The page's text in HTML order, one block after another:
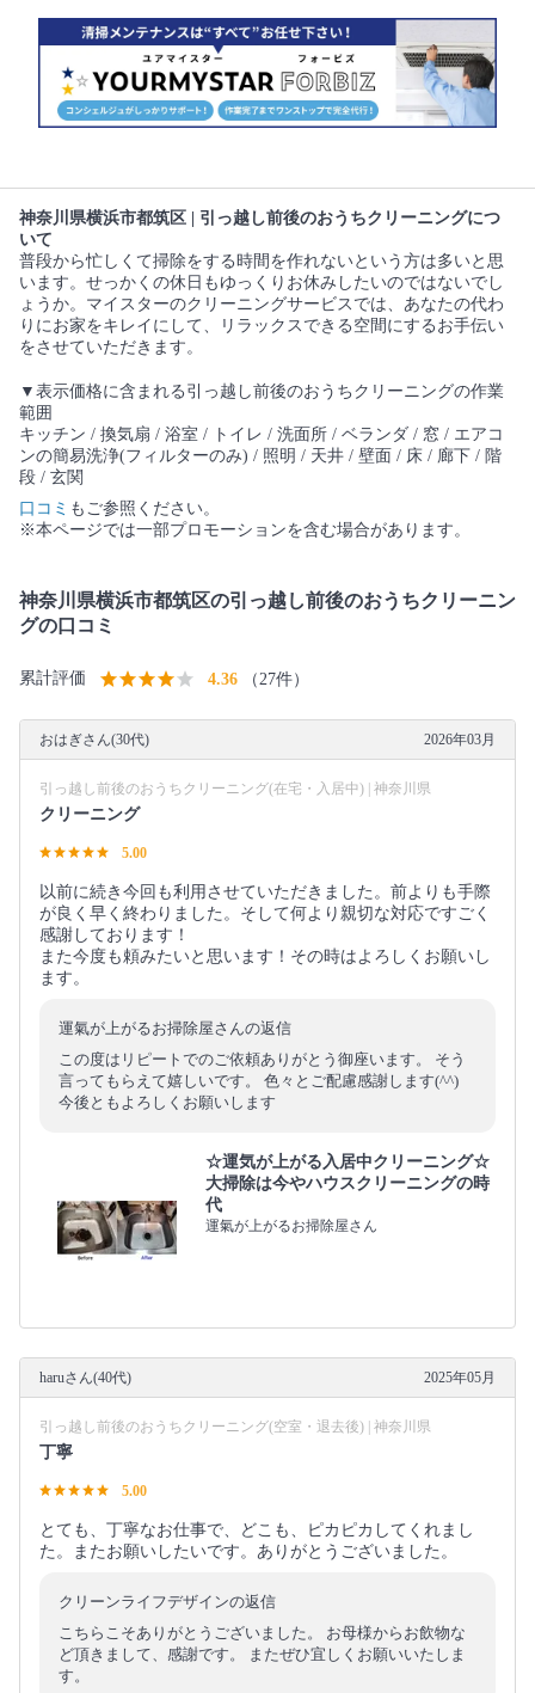
神奈川県横浜市都筑区 | 引っ越し前後のおうちクリーニングにつ
いて
普段から忙しくて掃除をする時間を作れないという方は多いと思
います。せっかくの休日もゆっくりお休みしたいのではないでし
ょうか。マイスターのクリーニングサービスでは、あなたの代わ
りにお家をキレイにして、リラックスできる空間にするお手伝い
をさせていただきます。
▼表示価格に含まれる引っ越し前後のおうちクリーニングの作業
範囲
キッチン / 換気扇 / 浴室 / トイレ / 洗面所 / ベランダ / 窓 / エアコ
ンの簡易洗浄(フィルターのみ) / 照明 / 天井 / 壁面 / 床 / 廊下 / 階
段 / 玄関
口コミ もご参照ください。
※本ページでは一部プロモーションを含む場合があります。
神奈川県横浜市都筑区の引っ越し前後のおうちクリーニン
グの口コミ
累計評価 4.36 （27件）
おはぎさん(30代) 2026年03月
引っ越し前後のおうちクリーニング(在宅・入居中) | 神奈川県
クリーニング
5.00
以前に続き今回も利用させていただきました。前よりも手際
が良く早く終わりました。そして何より親切な対応ですごく
感謝しております！
また今度も頼みたいと思います！その時はよろしくお願いし
ます。
運氣が上がるお掃除屋さんの返信
この度はリピートでのご依頼ありがとう御座います。 そう
言ってもらえて嬉しいです。 色々とご配慮感謝します(^^)
今後ともよろしくお願いします
☆運気が上がる入居中クリーニング☆
大掃除は今やハウスクリーニングの時
代
運氣が上がるお掃除屋さん
haruさん(40代) 2025年05月
引っ越し前後のおうちクリーニング(空室・退去後) | 神奈川県
丁寧
5.00
とても、丁寧なお仕事で、どこも、ピカピカしてくれまし
た。またお願いしたいです。ありがとうございました。
クリーンライフデザインの返信
こちらこそありがとうございました。 お母様からお飲物な
ど頂きまして、感謝です。 またぜひ宜しくお願いいたしま
す。